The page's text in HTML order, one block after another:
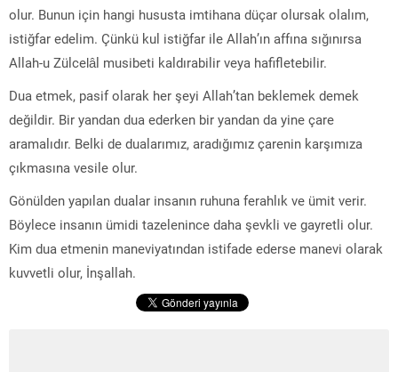
olur. Bunun için hangi hususta imtihana düçar olursak olalım,
istiğfar edelim. Çünkü kul istiğfar ile Allah’ın affına sığınırsa
Allah-u Zülcelâl musibeti kaldırabilir veya hafifletebilir.
Dua etmek, pasif olarak her şeyi Allah’tan beklemek demek
değildir. Bir yandan dua ederken bir yandan da yine çare
aramalıdır. Belki de dualarımız, aradığımız çarenin karşımıza
çıkmasına vesile olur.
Gönülden yapılan dualar insanın ruhuna ferahlık ve ümit verir.
Böylece insanın ümidi tazelenince daha şevkli ve gayretli olur.
Kim dua etmenin maneviyatından istifade ederse manevi olarak
kuvvetli olur, İnşallah.